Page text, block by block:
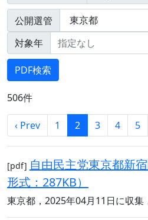
公開選管
対象年
506件
‹ Prev 1 2 3 4 5
[pdf] 自由民主党東京都新
形式：287KB）
東京都，2025年04月11日に収集